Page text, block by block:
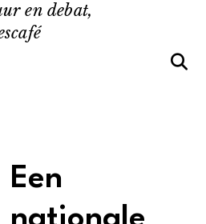
en debat,
Een